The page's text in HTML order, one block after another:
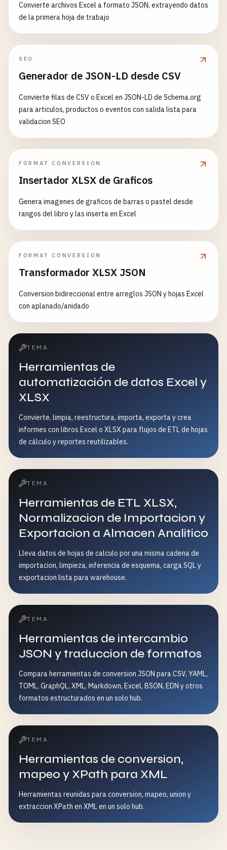
Convierte archivos Excel a formato JSON, extrayendo datos
de la primera hoja de trabajo
SEO
Generador de JSON-LD desde CSV
Convierte filas de CSV o Excel en JSON-LD de Schema.org
para articulos, productos o eventos con salida lista para
validacion SEO
FORMAT CONVERSION
Insertador XLSX de Graficos
Genera imagenes de graficos de barras o pastel desde
rangos del libro y las inserta en Excel
FORMAT CONVERSION
Transformador XLSX JSON
Conversion bidireccional entre arreglos JSON y hojas Excel
con aplanado/anidado
TEMA
Herramientas de
automatización de datos Excel y
XLSX
Convierte, limpia, reestructura, importa, exporta y crea
informes con libros Excel o XLSX para flujos de ETL de hojas
de cálculo y reportes reutilizables.
TEMA
Herramientas de ETL XLSX,
Normalizacion de Importacion y
Exportacion a Almacen Analitico
Lleva datos de hojas de calculo por una misma cadena de
importacion, limpieza, inferencia de esquema, carga SQL y
exportacion lista para warehouse.
TEMA
Herramientas de intercambio
JSON y traduccion de formatos
Compara herramientas de conversion JSON para CSV, YAML,
TOML, GraphQL, XML, Markdown, Excel, BSON, EDN y otros
formatos estructurados en un solo hub.
TEMA
Herramientas de conversion,
mapeo y XPath para XML
Herramientas reunidas para conversion, mapeo, union y
extraccion XPath en XML en un solo hub.